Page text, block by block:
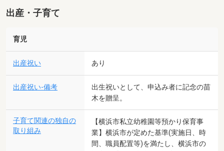
出産・子育て
育児
出産祝い あり
出産祝い-備考
出生祝いとして、申込み者に記念の苗
木を贈呈。
子育て関連の独自の
取り組み
【横浜市私立幼稚園等預かり保育事
業】横浜市が定めた基準(実施日、時
間、職員配置等)を満たし、横浜市の